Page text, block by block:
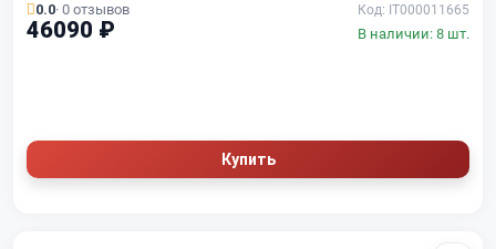
0.0· 0 отзывов Код: IT000011665
46090 ₽ В наличии: 8 шт.
Купить